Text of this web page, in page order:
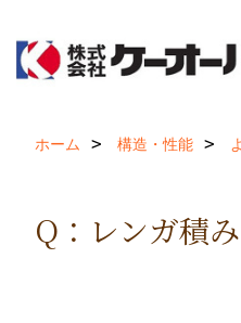
ホーム 構造・性能
Q：レンガ積